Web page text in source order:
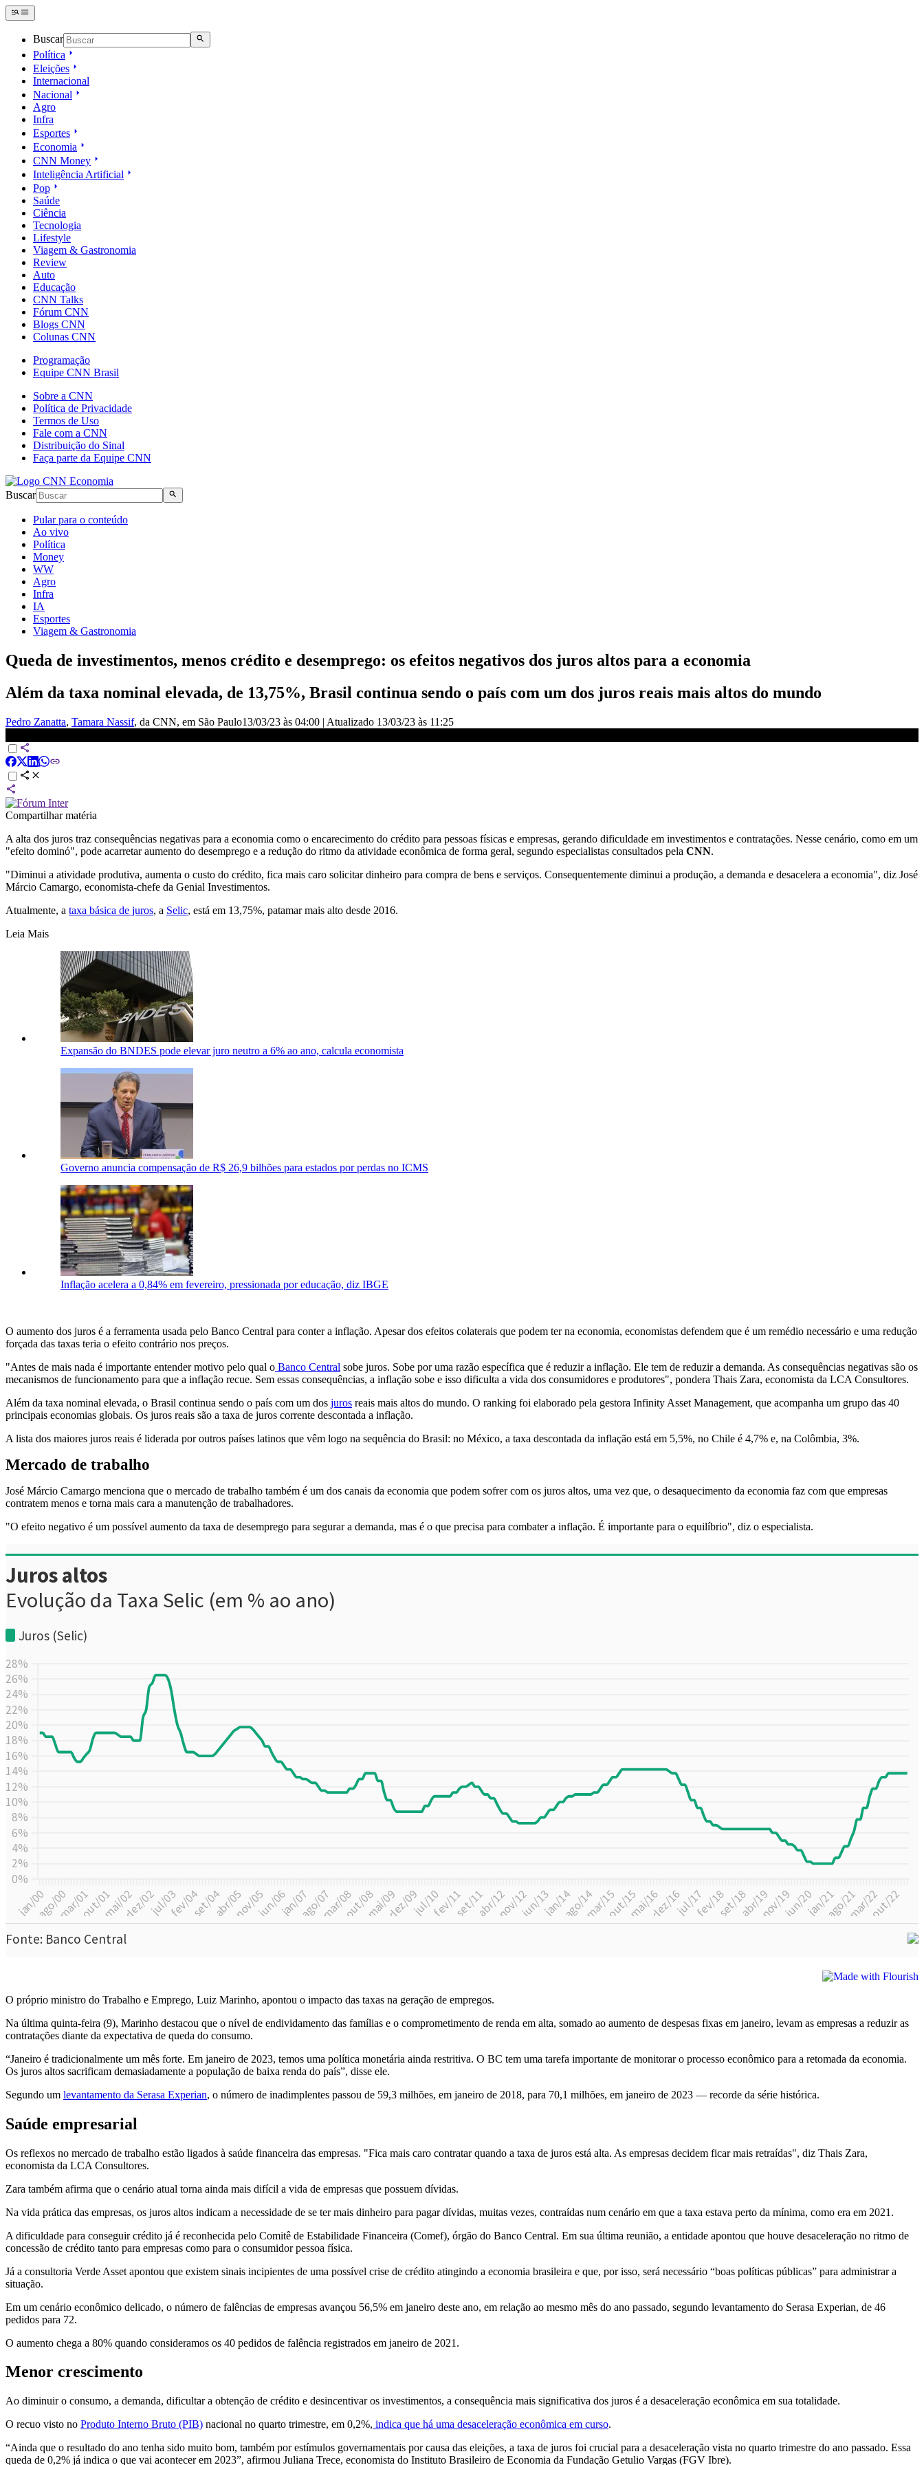
Buscar
Política
Eleições
Internacional
Nacional
Agro
Infra
Esportes
Economia
CNN Money
Inteligência Artificial
Pop
Saúde
Ciência
Tecnologia
Lifestyle
Viagem & Gastronomia
Review
Auto
Educação
CNN Talks
Fórum CNN
Blogs CNN
Colunas CNN
Programação
Equipe CNN Brasil
Sobre a CNN
Política de Privacidade
Termos de Uso
Fale com a CNN
Distribuição do Sinal
Faça parte da Equipe CNN
Buscar
Pular para o conteúdo
Ao vivo
Política
Money
WW
Agro
Infra
IA
Esportes
Viagem & Gastronomia
Queda de investimentos, menos crédito e desemprego: os efeitos negativos dos juros altos para a economia
Além da taxa nominal elevada, de 13,75%, Brasil continua sendo o país com um dos juros reais mais altos do mundo
Pedro Zanatta, Tamara Nassif, da CNN, em São Paulo13/03/23 às 04:00 | Atualizado 13/03/23 às 11:25
Compartilhar matéria
A alta dos juros traz consequências negativas para a economia como o encarecimento do crédito para pessoas físicas e empresas, gerando dificuldade em investimentos e contratações. Nesse cenário, como em um
"efeito dominó", pode acarretar aumento do desemprego e a redução do ritmo da atividade econômica de forma geral, segundo especialistas consultados pela CNN.
"Diminui a atividade produtiva, aumenta o custo do crédito, fica mais caro solicitar dinheiro para compra de bens e serviços. Consequentemente diminui a produção, a demanda e desacelera a economia", diz José
Márcio Camargo, economista-chefe da Genial Investimentos.
Atualmente, a taxa básica de juros, a Selic, está em 13,75%, patamar mais alto desde 2016.
Leia Mais
Expansão do BNDES pode elevar juro neutro a 6% ao ano, calcula economista
Governo anuncia compensação de R$ 26,9 bilhões para estados por perdas no ICMS
Inflação acelera a 0,84% em fevereiro, pressionada por educação, diz IBGE
O aumento dos juros é a ferramenta usada pelo Banco Central para conter a inflação. Apesar dos efeitos colaterais que podem ter na economia, economistas defendem que é um remédio necessário e uma redução
forçada das taxas teria o efeito contrário nos preços.
"Antes de mais nada é importante entender motivo pelo qual o Banco Central sobe juros. Sobe por uma razão específica que é reduzir a inflação. Ele tem de reduzir a demanda. As consequências negativas são os
mecanismos de funcionamento para que a inflação recue. Sem essas consequências, a inflação sobe e isso dificulta a vida dos consumidores e produtores", pondera Thais Zara, economista da LCA Consultores.
Além da taxa nominal elevada, o Brasil continua sendo o país com um dos juros reais mais altos do mundo. O ranking foi elaborado pela gestora Infinity Asset Management, que acompanha um grupo das 40
principais economias globais. Os juros reais são a taxa de juros corrente descontada a inflação.
A lista dos maiores juros reais é liderada por outros países latinos que vêm logo na sequência do Brasil: no México, a taxa descontada da inflação está em 5,5%, no Chile é 4,7% e, na Colômbia, 3%.
Mercado de trabalho
José Márcio Camargo menciona que o mercado de trabalho também é um dos canais da economia que podem sofrer com os juros altos, uma vez que, o desaquecimento da economia faz com que empresas
contratem menos e torna mais cara a manutenção de trabalhadores.
"O efeito negativo é um possível aumento da taxa de desemprego para segurar a demanda, mas é o que precisa para combater a inflação. É importante para o equilíbrio", diz o especialista.
O próprio ministro do Trabalho e Emprego, Luiz Marinho, apontou o impacto das taxas na geração de empregos.
Na última quinta-feira (9), Marinho destacou que o nível de endividamento das famílias e o comprometimento de renda em alta, somado ao aumento de despesas fixas em janeiro, levam as empresas a reduzir as
contratações diante da expectativa de queda do consumo.
“Janeiro é tradicionalmente um mês forte. Em janeiro de 2023, temos uma política monetária ainda restritiva. O BC tem uma tarefa importante de monitorar o processo econômico para a retomada da economia.
Os juros altos sacrificam demasiadamente a população de baixa renda do país”, disse ele.
Segundo um levantamento da Serasa Experian, o número de inadimplentes passou de 59,3 milhões, em janeiro de 2018, para 70,1 milhões, em janeiro de 2023 — recorde da série histórica.
Saúde empresarial
Os reflexos no mercado de trabalho estão ligados à saúde financeira das empresas. "Fica mais caro contratar quando a taxa de juros está alta. As empresas decidem ficar mais retraídas", diz Thais Zara,
economista da LCA Consultores.
Zara também afirma que o cenário atual torna ainda mais difícil a vida de empresas que possuem dívidas.
Na vida prática das empresas, os juros altos indicam a necessidade de se ter mais dinheiro para pagar dívidas, muitas vezes, contraídas num cenário em que a taxa estava perto da mínima, como era em 2021.
A dificuldade para conseguir crédito já é reconhecida pelo Comitê de Estabilidade Financeira (Comef), órgão do Banco Central. Em sua última reunião, a entidade apontou que houve desaceleração no ritmo de
concessão de crédito tanto para empresas como para o consumidor pessoa física.
Já a consultoria Verde Asset apontou que existem sinais incipientes de uma possível crise de crédito atingindo a economia brasileira e que, por isso, será necessário “boas políticas públicas” para administrar a
situação.
Em um cenário econômico delicado, o número de falências de empresas avançou 56,5% em janeiro deste ano, em relação ao mesmo mês do ano passado, segundo levantamento do Serasa Experian, de 46
pedidos para 72.
O aumento chega a 80% quando consideramos os 40 pedidos de falência registrados em janeiro de 2021.
Menor crescimento
Ao diminuir o consumo, a demanda, dificultar a obtenção de crédito e desincentivar os investimentos, a consequência mais significativa dos juros é a desaceleração econômica em sua totalidade.
O recuo visto no Produto Interno Bruto (PIB) nacional no quarto trimestre, em 0,2%, indica que há uma desaceleração econômica em curso.
“Ainda que o resultado do ano tenha sido muito bom, também por estímulos governamentais por causa das eleições, a taxa de juros foi crucial para a desaceleração vista no quarto trimestre do ano passado. Essa
queda de 0,2% já indica o que vai acontecer em 2023”, afirmou Juliana Trece, economista do Instituto Brasileiro de Economia da Fundação Getulio Vargas (FGV Ibre).